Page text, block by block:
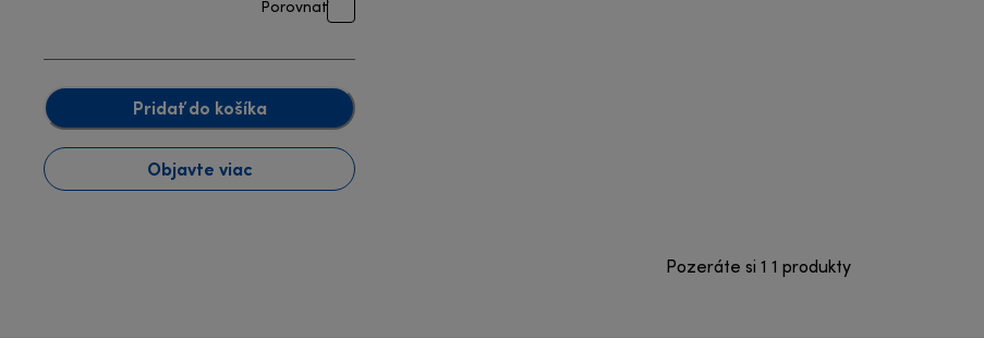
Porovnať
Pridať do košíka
Objavte viac
Pozeráte si 1 1 produkty